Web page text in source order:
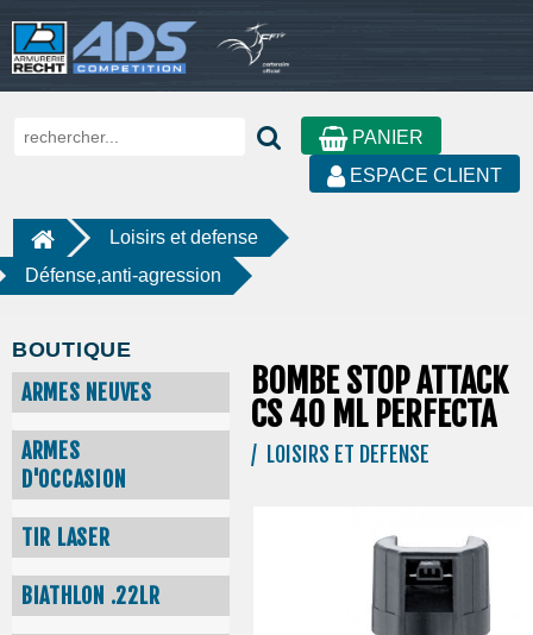
PANIER
ESPACE CLIENT
Loisirs et defense
Défense,anti-agression
BOUTIQUE
ARMES NEUVES
ARMES
D'OCCASION
TIR LASER
BIATHLON .22LR
BOMBE STOP ATTACK
CS 40 ML PERFECTA
/ LOISIRS ET DEFENSE